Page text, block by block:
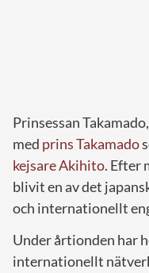
Prinsessan
med prins Takamado
kejsare Akihito. Efter
blivit en av det
och internationellt
Under årtionden har
internationellt